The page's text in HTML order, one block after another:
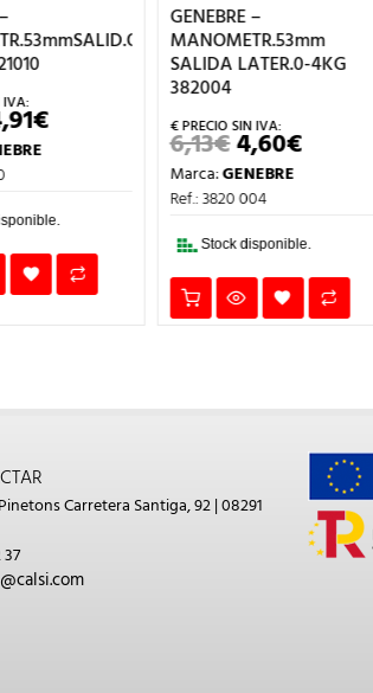
€EL
PRECIO
GENEBRE –
MANOMETR.53mm
SALIDA LATER.0-4KG
382004
6,13€EL
PRECIO
ORIGINAL
ERA:
4,60€EL
PRECIO
Marca:GENEBRE
Ref.: 3820 004
Stock disponible.
Carretera Santiga, 92 | 08291